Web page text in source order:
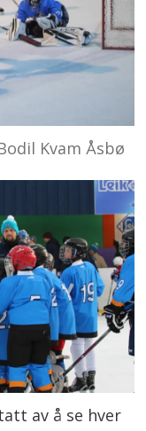
Kvam Åsbø
av å se hver